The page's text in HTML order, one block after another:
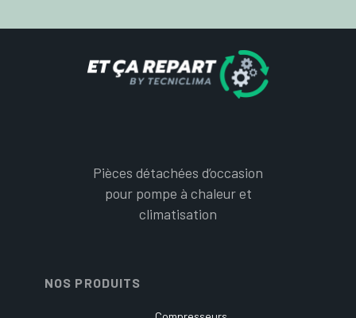
Pièces détachées d’occasion
pour pompe à chaleur et
climatisation
NOS PRODUITS